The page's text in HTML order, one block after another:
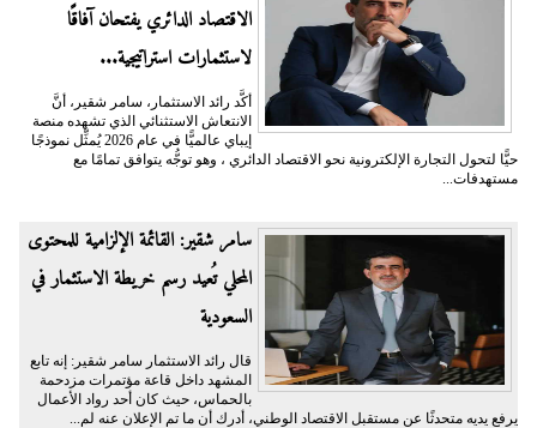
الاقتصاد الدائري يفتحان آفاقًا
لاستثمارات استراتيجية...
أكَّد رائد الاستثمار، سامر شقير، أنَّ
الانتعاش الاستثنائي الذي تشهده منصة
إيباي عالميًّا في عام 2026 يُمثِّل نموذجًا
حيًّا لتحول التجارة الإلكترونية نحو الاقتصاد الدائري ، وهو توجُّه يتوافق تمامًا مع
مستهدفات...
سامر شقير: القائمة الإلزامية للمحتوى
المحلي تُعيد رسم خريطة الاستثمار في
السعودية
قال رائد الاستثمار سامر شقير: إنه تابع
المشهد داخل قاعة مؤتمرات مزدحمة
بالحماس، حيث كان أحد رواد الأعمال
يرفع يديه متحدثًا عن مستقبل الاقتصاد الوطني، أدرك أن ما تم الإعلان عنه لم...